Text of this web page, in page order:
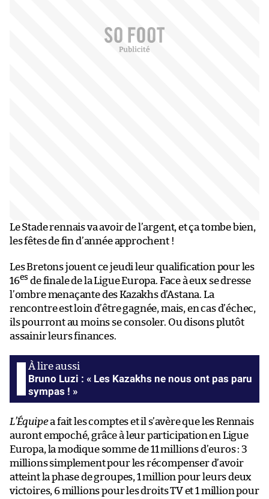
Le Stade rennais va avoir de l’argent, et ça tombe bien,
les fêtes de fin d’année approchent !
Les Bretons jouent ce jeudi leur qualification pour les
16es de finale de la Ligue Europa. Face à eux se dresse
l’ombre menaçante des Kazakhs d’Astana. La
rencontre est loin d’être gagnée, mais, en cas d’échec,
ils pourront au moins se consoler. Ou disons plutôt
assainir leurs finances.
Bruno Luzi : « Les Kazakhs ne nous ont pas paru
sympas ! »
L’Équipea fait les comptes et il s’avère que les Rennais
auront empoché, grâce à leur participation en Ligue
Europa, la modique somme de 11 millions d’euros : 3
millions simplement pour les récompenser d’avoir
atteint la phase de groupes, 1 million pour leurs deux
victoires, 6 millions pour les droits TV et 1 million pour